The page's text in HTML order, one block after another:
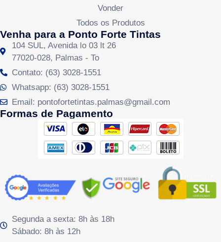
Vonder
Todos os Produtos
Venha para a Ponto Forte Tintas
104 SUL, Avenida lo 03 lt 26
77020-028, Palmas - To
Contato: (63) 3028-1551
Whatsapp: (63) 3028-1551
Email: pontofortetintas.palmas@gmail.com
Formas de Pagamento
Segunda a sexta: 8h às 18h
Sábado: 8h às 12h